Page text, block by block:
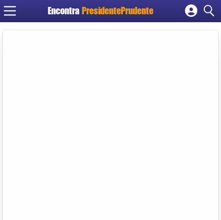
Encontra PresidentePrudente
Cadastrar empresa